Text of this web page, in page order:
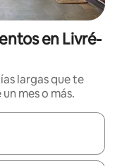
en Livré-
largas que te
mes o más.
navega con las